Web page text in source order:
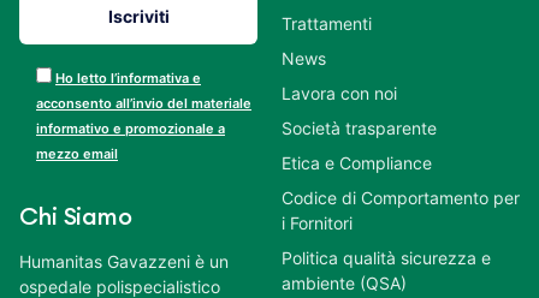
Ho letto l’informativa e
acconsento all’invio del materiale
informativo e promozionale a
mezzo email
Chi Siamo
Humanitas Gavazzeni è un
ospedale polispecialistico
Trattamenti
News
Lavora con noi
Società trasparente
Etica e Compliance
Codice di Comportamento per
i Fornitori
Politica qualità sicurezza e
ambiente (QSA)